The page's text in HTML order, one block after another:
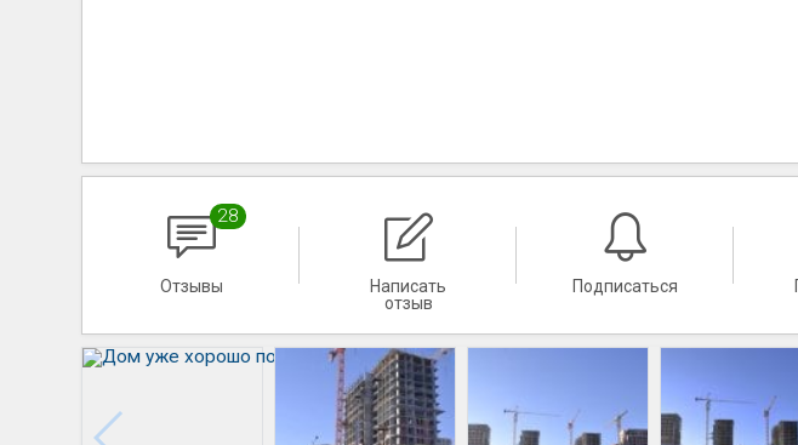
28
Отзывы
Написать
отзыв
Подписаться